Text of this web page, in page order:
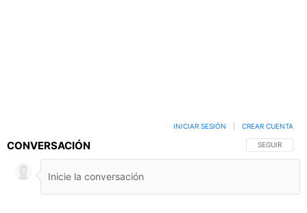
CONVERSACIÓN SIGA ESTA
SEGUIR
INICIAR SESIÓN CREAR CUENTA